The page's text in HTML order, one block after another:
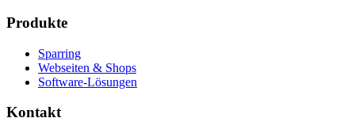
Produkte
Sparring
Webseiten & Shops
Software-Lösungen
Kontakt